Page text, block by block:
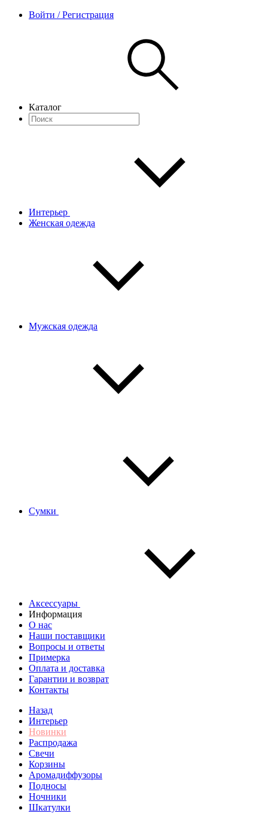
Войти / Регистрация
Каталог
Интерьер
Женская одежда
Мужская одежда
Сумки
Аксессуары
Информация
О нас
Наши поставщики
Вопросы и ответы
Примерка
Оплата и доставка
Гарантии и возврат
Контакты
Назад
Интерьер
Новинки
Распродажа
Свечи
Корзины
Аромадиффузоры
Подносы
Ночники
Шкатулки